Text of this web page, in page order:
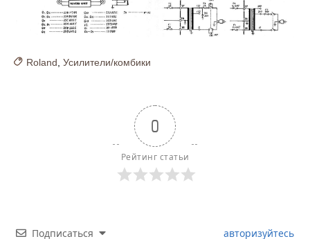
Roland Усилители/комбики
0
Рейтинг статьи
Подписаться авторизуйтесь